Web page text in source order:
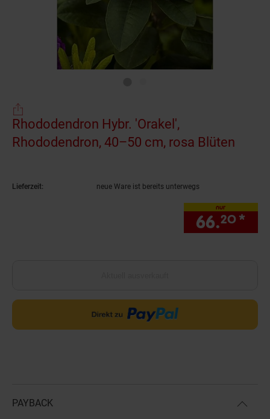
Rhododendron Hybr. 'Orakel',
Rhododendron, 40–50 cm, rosa Blüten
Lieferzeit: neue Ware ist bereits unterwegs
nur
66.20 *
PAYBACK